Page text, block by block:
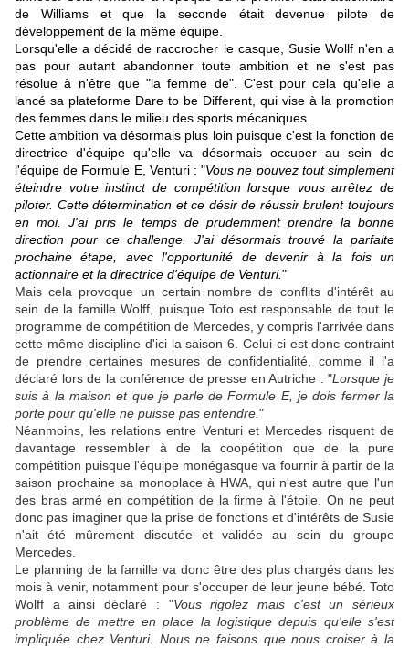
de Williams et que la seconde était devenue pilote de
développement de la même équipe.
Lorsqu'elle a décidé de raccrocher le casque, Susie Wollf n'en a
pas pour autant abandonner toute ambition et ne s'est pas
résolue à n'être que "la femme de". C'est pour cela qu'elle a
lancé sa plateforme Dare to be Different, qui vise à la promotion
des femmes dans le milieu des sports mécaniques.
Cette ambition va désormais plus loin puisque c'est la fonction de
directrice d'équipe qu'elle va désormais occuper au sein de
l'équipe de Formule E, Venturi : "Vous ne pouvez tout simplement
éteindre votre instinct de compétition lorsque vous arrêtez de
piloter. Cette détermination et ce désir de réussir brulent toujours
en moi. J'ai pris le temps de prudemment prendre la bonne
direction pour ce challenge. J'ai désormais trouvé la parfaite
prochaine étape, avec l'opportunité de devenir à la fois un
actionnaire et la directrice d'équipe de Venturi."
Mais cela provoque un certain nombre de conflits d'intérêt au
sein de la famille Wolff, puisque Toto est responsable de tout le
programme de compétition de Mercedes, y compris l'arrivée dans
cette même discipline d'ici la saison 6. Celui-ci est donc contraint
de prendre certaines mesures de confidentialité, comme il l'a
déclaré lors de la conférence de presse en Autriche : "Lorsque je
suis à la maison et que je parle de Formule E, je dois fermer la
porte pour qu'elle ne puisse pas entendre. "
Néanmoins, les relations entre Venturi et Mercedes risquent de
davantage ressembler à de la coopétition que de la pure
compétition puisque l'équipe monégasque va fournir à partir de la
saison prochaine sa monoplace à HWA, qui n'est autre que l'un
des bras armé en compétition de la firme à l'étoile. On ne peut
donc pas imaginer que la prise de fonctions et d'intérêts de Susie
n'ait été mûrement discutée et validée au sein du groupe
Mercedes.
Le planning de la famille va donc être des plus chargés dans les
mois à venir, notamment pour s'occuper de leur jeune bébé. Toto
Wolff a ainsi déclaré : "Vous rigolez mais c'est un sérieux
problème de mettre en place la logistique depuis qu'elle s'est
impliquée chez Venturi. Nous ne faisons que nous croiser à la